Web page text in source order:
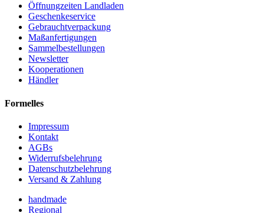
Öffnungzeiten Landladen
Geschenkeservice
Gebrauchtverpackung
Maßanfertigungen
Sammelbestellungen
Newsletter
Kooperationen
Händler
Formelles
Impressum
Kontakt
AGBs
Widerrufsbelehrung
Datenschutzbelehrung
Versand & Zahlung
handmade
Regional